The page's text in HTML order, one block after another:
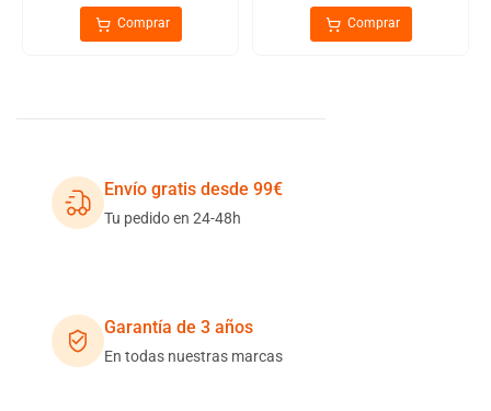
Comprar Comprar
Envío gratis desde 99€
Tu pedido en 24-48h
Garantía de 3 años
En todas nuestras marcas